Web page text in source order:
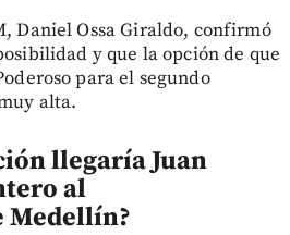
Daniel Ossa Giraldo, confirmó
y que la opción de que
para el segundo
alta.
llegaría Juan
al
Medellín?